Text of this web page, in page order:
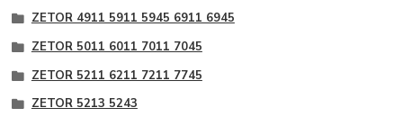
ZETOR 4911 5911 5945 6911 6945
ZETOR 5011 6011 7011 7045
ZETOR 5211 6211 7211 7745
ZETOR 5213 5243